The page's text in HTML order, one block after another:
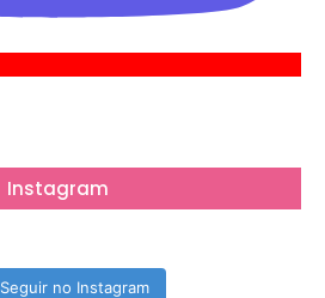
Instagram
Seguir no Instagram